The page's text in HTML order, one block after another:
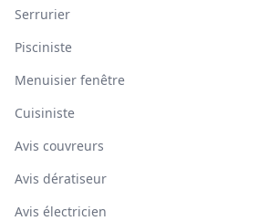
Serrurier
Pisciniste
Menuisier fenêtre
Cuisiniste
Avis couvreurs
Avis dératiseur
Avis électricien